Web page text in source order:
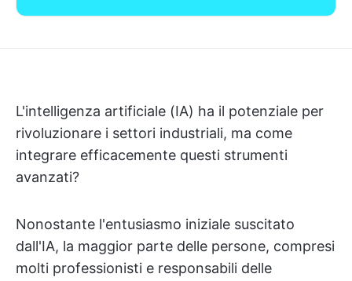
L'intelligenza artificiale (IA) ha il potenziale per
rivoluzionare i settori industriali, ma come
integrare efficacemente questi strumenti
avanzati?
Nonostante l'entusiasmo iniziale suscitato
dall'IA, la maggior parte delle persone, compresi
molti professionisti e responsabili delle